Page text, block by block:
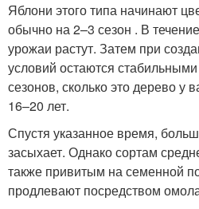
Яблони этого типа начинают
обычно на 2–3 сезон . В
урожаи растут. Затем при
условий остаются стабильными
сезонов, сколько это дерево у
16–20 лет.
Спустя указанное время,
засыхает. Однако сортам
также привитым на семенной
продлевают посредством